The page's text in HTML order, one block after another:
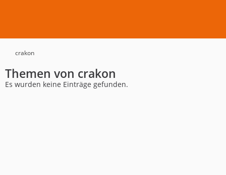
crakon
Themen von crakon
Es wurden keine Einträge gefunden.